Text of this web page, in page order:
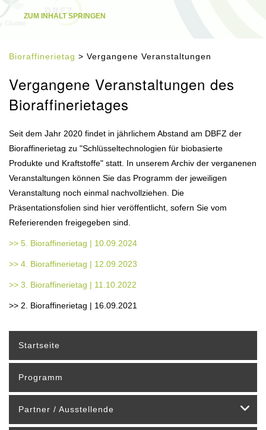
ZUM INHALT SPRINGEN
Bioraffinerietag > Vergangene Veranstaltungen
Vergangene Veranstaltungen des
Bioraffinerietages
Seit dem Jahr 2020 findet in jährlichem Abstand am DBFZ der
Bioraffinerietag zu "Schlüsseltechnologien für biobasierte
Produkte und Kraftstoffe" statt. In unserem Archiv der verganenen
Veranstaltungen können Sie das Programm der jeweiligen
Veranstaltung noch einmal nachvollziehen. Die
Präsentationsfolien sind hier veröffentlicht, sofern Sie vom
Referierenden freigegeben sind.
>> 5. Bioraffinerietag | 10.09.2024
>> 4. Bioraffinerietag | 12.09.2023
>> 3. Bioraffinerietag | 11.10.2022
>> 2. Bioraffinerietag | 16.09.2021
Startseite
Programm
Partner / Ausstellende